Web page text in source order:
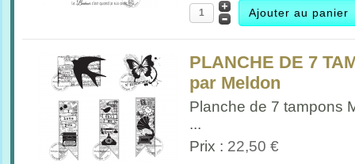
PLANCHE DE 7
par Meldon
Planche de 7 tampons
...
Prix : 22,50 €